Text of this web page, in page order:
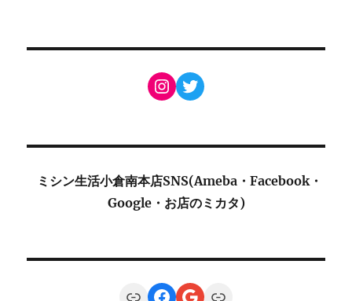
Instagram
Twitter
ミシン生活小倉南本店SNS(Ameba・Facebook・
Google・お店のミカタ)
LinkFacebook
Google
Link